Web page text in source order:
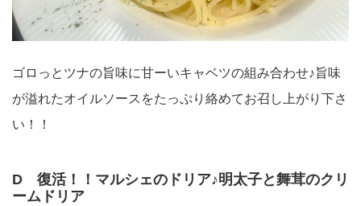
ゴロっとツナの旨味に甘ーいキャベツの組み合わせ♪旨味
が溢れたオイルソースをたっぷり絡めてお召し上がり下さ
い！！
D 復活！！マルシェのドリア♪明太子と舞茸のクリ
ームドリア